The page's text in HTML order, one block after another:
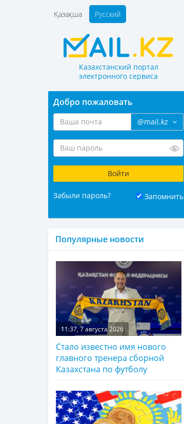
Қазақша Русский
Казахстанский портал
электронного сервиса
Добро пожаловать
@mail.kz
Забыли пароль? Запомнить
Популярные новости
11:37, 7 августа 2026
Стало известно имя нового
главного тренера сборной
Казахстана по футболу